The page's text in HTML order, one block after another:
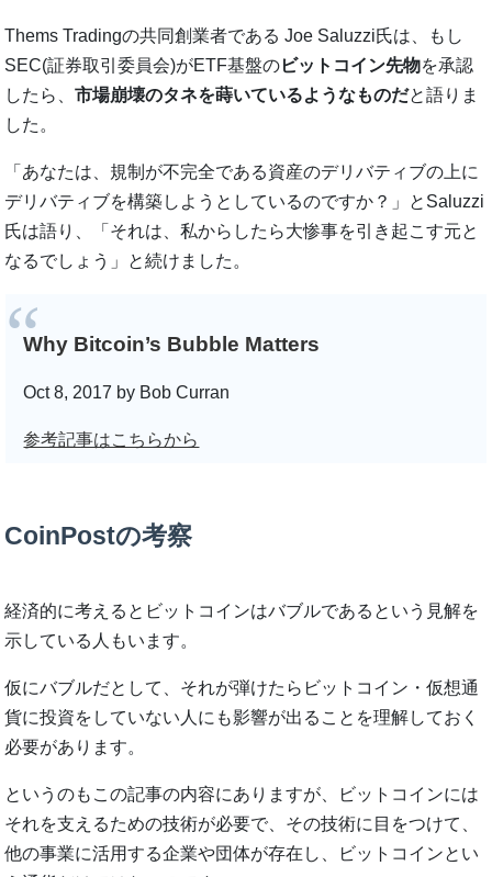
Thems Tradingの共同創業者である Joe Saluzzi氏は、もし
SEC(証券取引委員会)がETF基盤のビットコイン先物を承認
したら、市場崩壊のタネを蒔いているようなものだと語りま
した。
「あなたは、規制が不完全である資産のデリバティブの上に
デリバティブを構築しようとしているのですか？」とSaluzzi
氏は語り、「それは、私からしたら大惨事を引き起こす元と
なるでしょう」と続けました。
Why Bitcoin’s Bubble Matters
Oct 8, 2017 by Bob Curran
参考記事はこちらから
CoinPostの考察
経済的に考えるとビットコインはバブルであるという見解を
示している人もいます。
仮にバブルだとして、それが弾けたらビットコイン・仮想通
貨に投資をしていない人にも影響が出ることを理解しておく
必要があります。
というのもこの記事の内容にありますが、ビットコインには
それを支えるための技術が必要で、その技術に目をつけて、
他の事業に活用する企業や団体が存在し、ビットコインとい